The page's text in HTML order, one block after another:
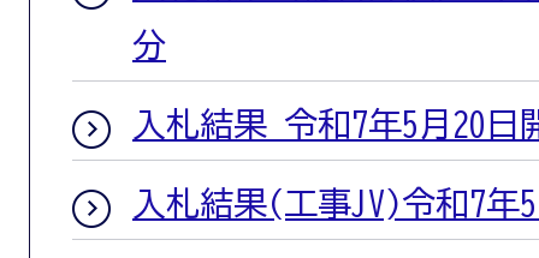
分
入札結果 令和7年5月20日
入札結果(工事JV)令和7年